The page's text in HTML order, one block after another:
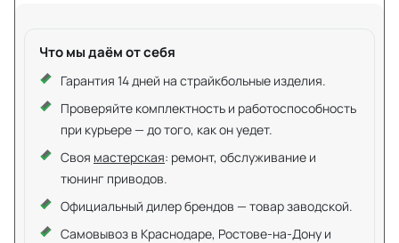
Что мы даём от себя
Гарантия 14 дней на страйкбольные изделия.
Проверяйте комплектность и работоспособность
при курьере — до того, как он уедет.
Своя мастерская: ремонт, обслуживание и
тюнинг приводов.
Официальный дилер брендов — товар заводской.
Самовывоз в Краснодаре, Ростове-на-Дону и